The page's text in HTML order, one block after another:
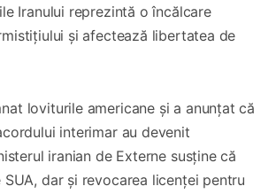
Iranului reprezintă o încălcare
și afectează libertatea de
loviturile americane și a anunțat că
interimar au devenit
iranian de Externe susține că
dar și revocarea licenței pentru